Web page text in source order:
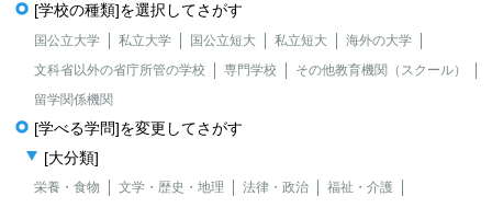
[学校の種類]を選択してさがす
国公立大学 私立大学 国公立短大 私立短大
海外の大学
文科省以外の省庁所管の学校
専門学校
その他教育機関（スクール）
留学関係機関
[学べる学問]を変更してさがす
[大分類]
栄養・食物 文学・歴史・地理 法律・政治
福祉・介護